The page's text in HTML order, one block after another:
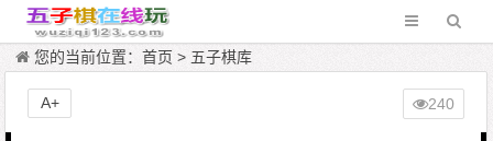
您的当前位置：首页 > 五子棋库
240
A+